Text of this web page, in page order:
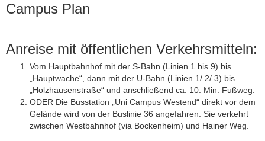
Campus Plan
Anreise mit öffentlichen Verkehrsmitteln:
Vom Hauptbahnhof mit der S-Bahn (Linien 1 bis 9) bis
„Hauptwache“, dann mit der U-Bahn (Linien 1/ 2/ 3) bis
„Holzhausenstraße“ und anschließend ca. 10. Min. Fußweg.
ODER Die Busstation „Uni Campus Westend“ direkt vor dem
Gelände wird von der Buslinie 36 angefahren. Sie verkehrt
zwischen Westbahnhof (via Bockenheim) und Hainer Weg.